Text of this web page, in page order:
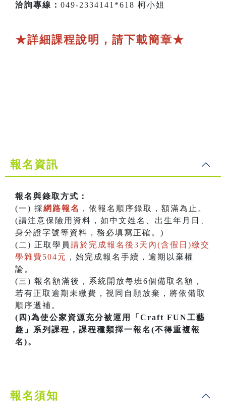
洽詢專線： 049-2334141*618 柯小姐
★詳細課程說明，請下載簡章★
報名資訊
報名與錄取方式：
(一) 採網路報名
，依報名順序錄取，額滿為止。
(請注意保險用資料，如中文姓名、出生年月日、
身分證字號等資料，務必填寫正確。)
(二) 正取學員 請於完成報名後3天內(含假日)繳交
學雜費504元 ，始完成報名手續，逾期以棄權
論。
(三) 報名額滿後，系統開放每班6個備取名額，
若有正取逾期未繳費，視同自願放棄，將依備取
順序遞補。
(四)為使公家資源充分被運用「Craft FUN工藝
趣」系列課程，課程種類擇一報名(不得重複報
名)。
報名須知